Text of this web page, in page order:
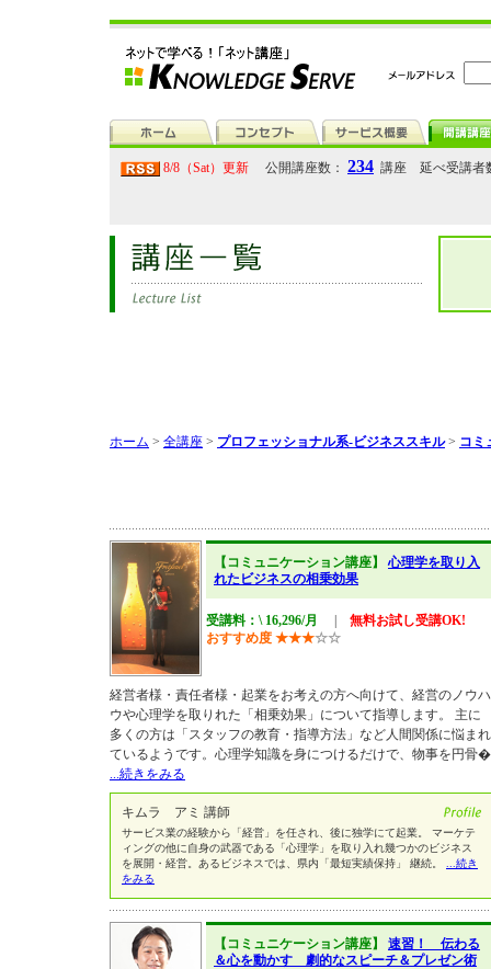
8/8（Sat）更新 公開講座数： 234 講座 延べ受講者
ホーム > 全講座 > プロフェッショナル系-ビジネススキル> コミ
【コミュニケーション講座】心理学を取り入
れたビジネスの相乗効果
受講料：\ 16,296/月
無料お試し受講OK!
おすすめ度 ★★★☆☆
経営者様・責任者様・起業をお考えの方へ向けて、経営のノウハ
ウや心理学を取りれた「相乗効果」について指導します。 主に
多くの方は「スタッフの教育・指導方法」など人間関係に悩まれ
ているようです。心理学知識を身につけるだけで、物事を円骨�
...続きをみる
キムラ アミ 講師
サービス業の経験から「経営」を任され、後に独学にて起業。 マーケテ
ィングの他に自身の武器である「心理学」を取り入れ幾つかのビジネス
を展開・経営。あるビジネスでは、県内「最短実績保持」 継続。
...続き
をみる
【コミュニケーション講座】 速習！ 伝わる
＆心を動かす 劇的なスピーチ＆プレゼン術